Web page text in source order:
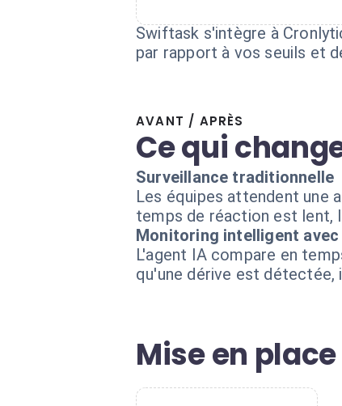
Swiftask s'intègre à
par rapport à vos seuils et
AVANT / APRÈS
Ce qui
Surveillance traditionnelle
Les équipes attendent une
temps de réaction est lent,
Monitoring intelligent
L'agent IA compare en
qu'une dérive est
Mise en